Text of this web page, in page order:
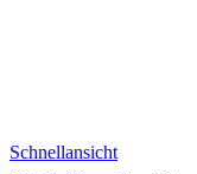
Schnellansicht